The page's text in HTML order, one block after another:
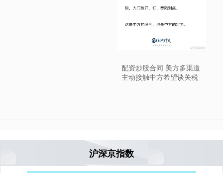
配资炒股合同 美方多渠道
主动接触中方希望谈关税
沪深京指数